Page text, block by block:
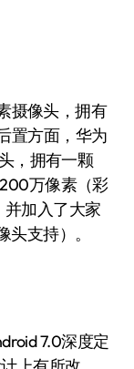
像头，拥有
置方面，华为
，拥有一颗
万像素（彩
加入了大家
支持）。
7.0深度定